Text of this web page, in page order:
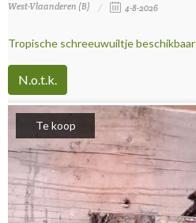
West-Vlaanderen (B) 4-8-2026
Tropische schreeuwuiltje
N.o.t.k.
Te koop